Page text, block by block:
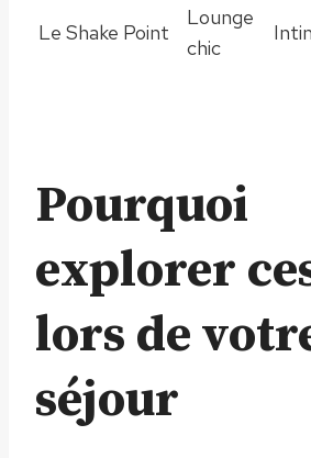
Le Shake Point
Lounge
chic
Pourquoi
explorer
lors de
séjour